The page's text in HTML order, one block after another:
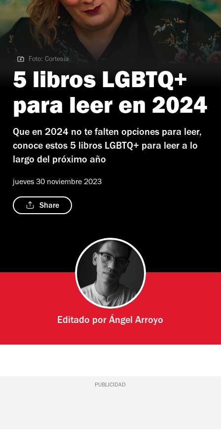
Foto: Cortesía
Foto: Cortesía
5 libros LGBTQ+
para leer en 2024
Que en 2024 no te falten opciones para leer,
conoce estos 5 libros LGBTQ+ para leer a lo
largo del próximo año
jueves 30 noviembre 2023
Share
Editado porÁngel Arroyo
PUBLICIDAD